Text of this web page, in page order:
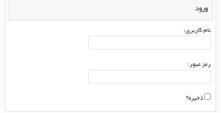
ورود
نام کاربری:
رمز عبور:
ذخیره؟